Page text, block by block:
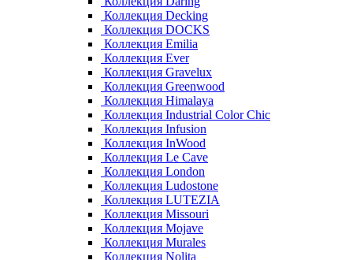
Коллекция Decking
Коллекция DOCKS
Коллекция Emilia
Коллекция Ever
Коллекция Gravelux
Коллекция Greenwood
Коллекция Himalaya
Коллекция Industrial Color Chic
Коллекция Infusion
Коллекция InWood
Коллекция Le Cave
Коллекция London
Коллекция Ludostone
Коллекция LUTEZIA
Коллекция Missouri
Коллекция Mojave
Коллекция Murales
Коллекция Nolita